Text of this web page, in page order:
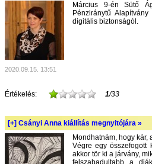
Március 9-én Sütő
Pénziránytű
digitális biztonságól.
2020.09.15. 13:51
Értékelés: 1/33
[+] Csányi Anna kiállítás megnyitójára »
Mondhatnám, hogy kár,
Végre egy összefogott
akkor tör ki a járvány,
felszabadultabb a